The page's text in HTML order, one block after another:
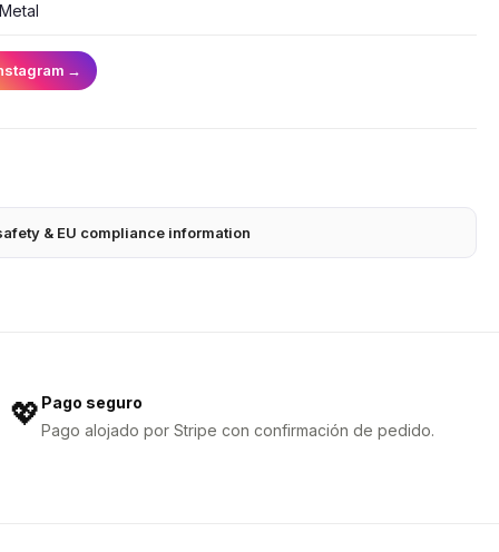
→
& EU compliance information
💖Pago seguro
Pago alojado por Stripe con confirmación de pedido.